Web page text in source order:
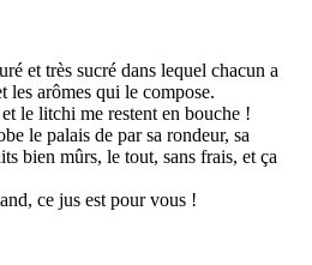
et très sucré dans lequel chacun a
les arômes qui le compose.
le litchi me restent en bouche !
le palais de par sa rondeur, sa
bien mûrs, le tout, sans frais, et ça
ce jus est pour vous !